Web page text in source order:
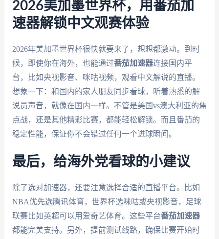
2026美加墨世界杯，用番茄加
速器解锁中文观赛体验
2026年美加墨世界杯很快就要来了，想想都激动。到时
候，即使你在海外，也能通过番茄加速器连接国内平
台，比如央视影音、咪咕视频，观看中文解说的直播。
想象一下：和国内的家人朋友同步看球，听着熟悉的解
说员声音，就像在国内一样。不管是美国vs澳大利亚的焦
点战，还是其他精彩比赛，都能轻松解锁。而且番茄的
稳定性能，保证你不会错过任何一个进球瞬间。
最后，给海外党看球的小建议
除了选对加速器，还要注意选择合适的直播平台。比如
NBA优先选腾讯体育，世界杯选咪咕或央视影音，足球
联赛比如英超可以用爱奇艺体育。这些平台番茄加速器
都能完美支持。另外，提前测试线路，确保比赛开始时